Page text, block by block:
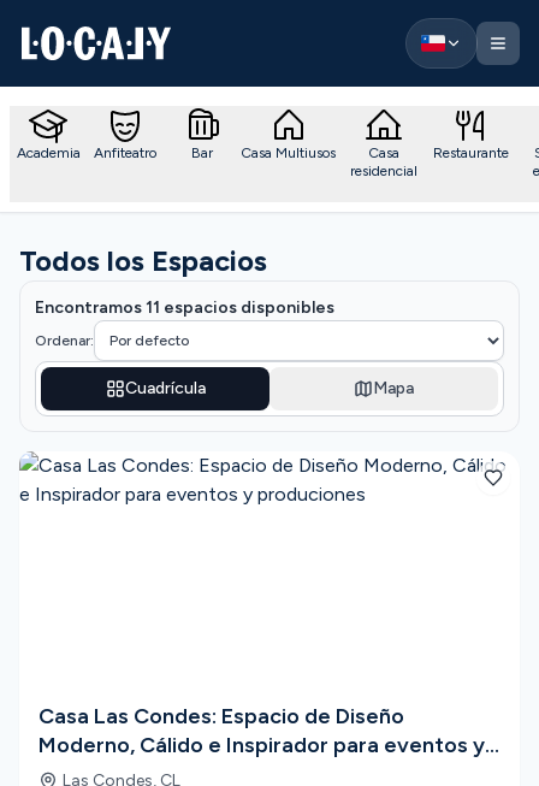
Localy — Ir al inicio
Academia Anfiteatro Bar Casa Multiusos
Casa
residencial
Restaurante
Todos los Espacios
Encontramos 11 espacios disponibles
Ordenar:
Cuadrícula Mapa
Casa Las Condes: Espacio de Diseño
Moderno, Cálido e Inspirador para eventos y
produciones
Las Condes, CL